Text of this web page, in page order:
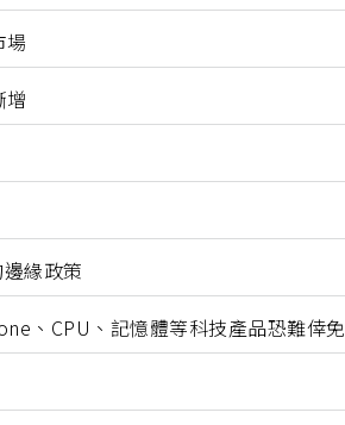
緣政策
、CPU、記憶體等科技產品恐難倖免